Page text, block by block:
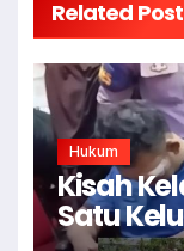
Related Post
Hukum
Kisah
Satu